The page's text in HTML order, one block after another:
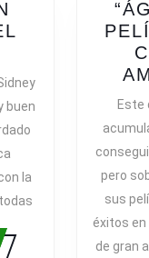
buen
la
Este
pero
sus
éxitos en
de gran